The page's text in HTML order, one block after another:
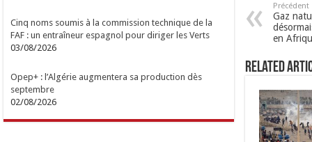
Précédent
Gaz
en
Related
Cinq noms soumis à la commission technique de la
FAF : un entraîneur espagnol pour diriger les Verts
03/08/2026
Opep+ : l’Algérie augmentera sa production dès
septembre
02/08/2026